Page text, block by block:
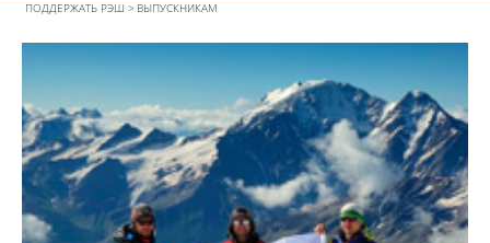
ПОДДЕРЖАТЬ РЭШ ВЫПУСКНИКАМ